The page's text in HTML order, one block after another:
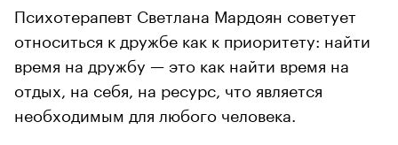
Психотерапевт Светлана Мардоян советует
относиться к дружбе как к приоритету: найти
время на дружбу — это как найти время на
отдых, на себя, на ресурс, что является
необходимым для любого человека.